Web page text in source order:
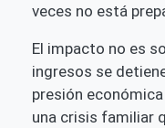
veces no está
El impacto no es
ingresos se
presión
una crisis familiar